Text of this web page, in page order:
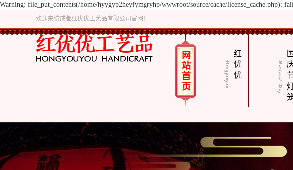
Warning: file_put_contents(/home/hyygyp2heyfymgryhp/wwwroot/source/cache/license_cache.php):
欢迎来访成都红优优工艺品有限公司官网！
网
站
首
页
红
优
优
国